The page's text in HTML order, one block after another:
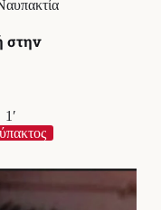
στην
1′